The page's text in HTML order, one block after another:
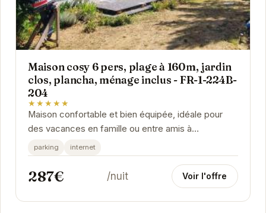
Maison cosy 6 pers, plage à 160m, jardin
clos, plancha, ménage inclus - FR-1-224B-
204
★★★★★
Maison confortable et bien équipée, idéale pour
des vacances en famille ou entre amis à
Noirmoutier-en-l'Île. Proximité de la plage, jardin...
parking internet
287€ /nuit Voir l'offre